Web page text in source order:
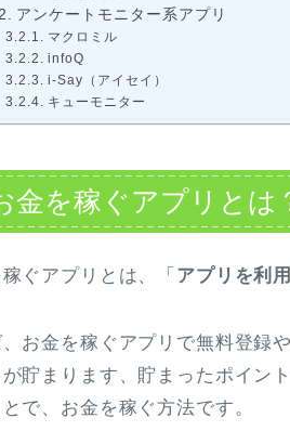
アンケートモニター系アプリ
マクロミル
infoQ
i-Say（アイセイ）
キューモニター
金を稼ぐアプリとは
ぐアプリとは、「 アプリを利
お金を稼ぐアプリで無料登録
貯まります、貯まったポイン
で、お金を稼ぐ方法です。